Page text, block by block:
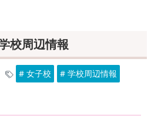
校周辺情報
# 女子校 # 学校周辺情報